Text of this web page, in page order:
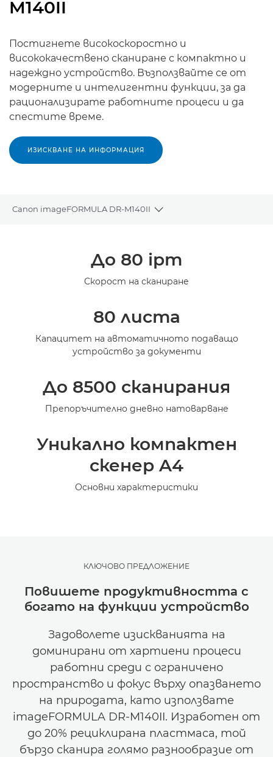
M140II
Постигнете високоскоростно и
висококачествено сканиране с компактно и
надеждно устройство. Възползвайте се от
модерните и интелигентни функции, за да
рационализирате работните процеси и да
спестите време.
ИЗИСКВАНЕ НА ИНФОРМАЦИЯ
Canon imageFORMULA DR-M140II
Toggle breadcrumbs
До 80 ipm
Скорост на сканиране
80 листа
Капацитет на автоматичното подаващо
устройство за документи
До 8500 сканирания
Препоръчително дневно натоварване
Уникално компактен
скенер A4
Основни характеристики
КЛЮЧОВО ПРЕДЛОЖЕНИЕ
Повишете продуктивността с
богато на функции устройство
Задоволете изискванията на
доминирани от хартиени процеси
работни среди с ограничено
пространство и фокус върху опазването
на природата, като използвате
imageFORMULA DR-M140II. Изработен от
до 20% рециклирана пластмаса, той
бързо сканира голямо разнообразие от